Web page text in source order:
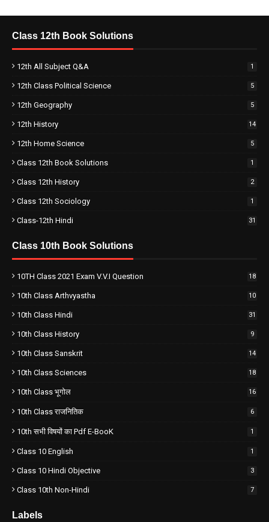
Class 12th Book Solutions
12th All Subject Q&A 1
12th Class Political Science 5
12th Geography 5
12th History 14
12th Home Science 5
Class 12th Book Solutions 1
Class 12th History 2
Class 12th Sociology 1
Class-12th Hindi 31
Class 10th Book Solutions
10TH Class 2021 Exam V.V.I Question 18
10th Class Arthvyastha 10
10th Class Hindi 31
10th Class History 9
10th Class Sanskrit 14
10th Class Sciences 18
10th Class भूगोल 16
10th Class राजनितिक 6
10th सभी विषयों का Pdf E-BooK 1
Class 10 English 1
Class 10 Hindi Objective 3
Class 10th Non-Hindi 7
Labels